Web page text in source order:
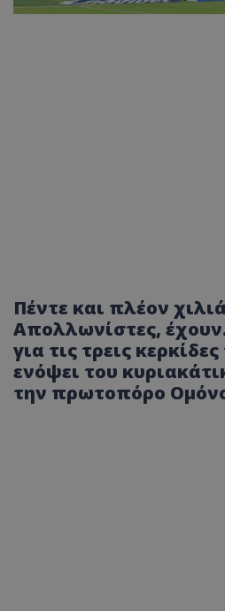
Πέντε και πλέον
Απολλωνίστες,
για τις τρεις
ενόψει του
την πρωτοπόρο